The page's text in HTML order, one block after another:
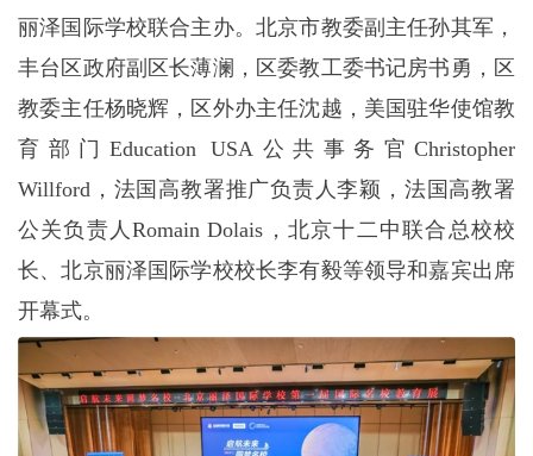
丽泽国际学校联合主办。北京市教委副主任孙其军，
丰台区政府副区长薄澜，区委教工委书记房书勇，区
教委主任杨晓辉，区外办主任沈越，美国驻华使馆教
育部门Education USA公共事务官Christopher
Willford，法国高教署推广负责人李颖，法国高教署
公关负责人Romain Dolais，北京十二中联合总校校
长、北京丽泽国际学校校长李有毅等领导和嘉宾出席
开幕式。